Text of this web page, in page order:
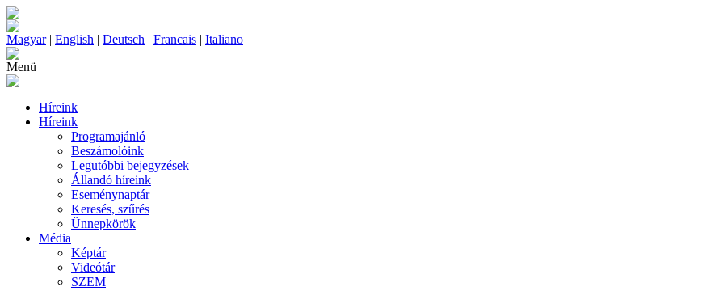
Magyar| English | Deutsch | Francais | Italiano
Menü
Híreink
Híreink
Programajánló
Beszámolóink
Legutóbbi bejegyzések
Állandó híreink
Eseménynaptár
Keresés, szűrés
Ünnepkörök
Média
Képtár
Videótár
SZEM